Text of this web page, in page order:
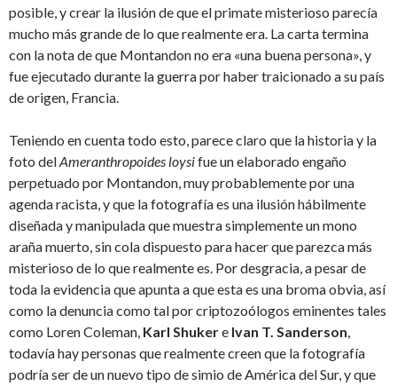
posible, y crear la ilusión de que el primate misterioso parecía
mucho más grande de lo que realmente era. La carta termina
con la nota de que Montandon no era «una buena persona», y
fue ejecutado durante la guerra por haber traicionado a su país
de origen, Francia.
Teniendo en cuenta todo esto, parece claro que la historia y la
foto delAmeranthropoides loysifue un elaborado engaño
perpetuado por Montandon, muy probablemente por una
agenda racista, y que la fotografía es una ilusión hábilmente
diseñada y manipulada que muestra simplemente un mono
araña muerto, sin cola dispuesto para hacer que parezca más
misterioso de lo que realmente es. Por desgracia, a pesar de
toda la evidencia que apunta a que esta es una broma obvia, así
como la denuncia como tal por criptozoólogos eminentes tales
como Loren Coleman, Karl Shukere Ivan T. Sanderson,
todavía hay personas que realmente creen que la fotografía
podría ser de un nuevo tipo de simio de América del Sur, y que